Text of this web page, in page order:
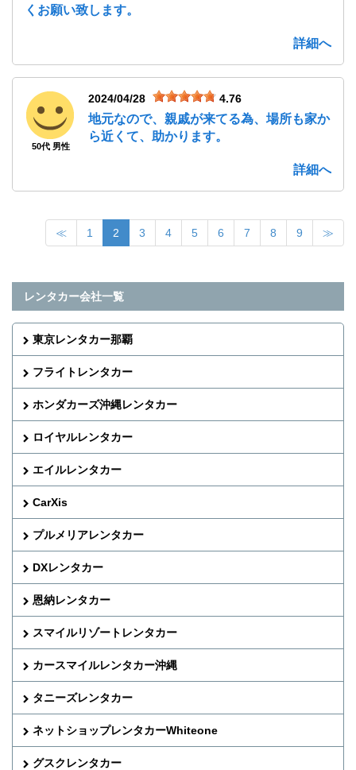
くお願い致します。
詳細へ
50代 男性
2024/04/28 4.76
地元なので、親戚が来てる為、場所も家か
ら近くて、助かります。
詳細へ
≪ 1 2 3 4 5 6 7 8 9 ≫
レンタカー会社一覧
東京レンタカー那覇
フライトレンタカー
ホンダカーズ沖縄レンタカー
ロイヤルレンタカー
エイルレンタカー
CarXis
プルメリアレンタカー
DXレンタカー
恩納レンタカー
スマイルリゾートレンタカー
カースマイルレンタカー沖縄
タニーズレンタカー
ネットショップレンタカーWhiteone
グスクレンタカー